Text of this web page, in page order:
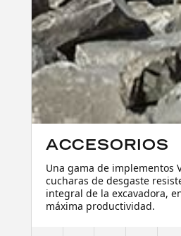
ACCESORIOS
Una gama de implementos
cucharas de desgaste
integral de la excavadora,
máxima productividad.